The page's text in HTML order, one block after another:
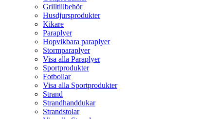
Grilltillbehör
Husdjursprodukter
Kikare
Paraplyer
Hopvikbara paraplyer
Stormparaplyer
Visa alla Paraplyer
Sportprodukter
Fotbollar
Visa alla Sportprodukter
Strand
Strandhanddukar
Strandstolar